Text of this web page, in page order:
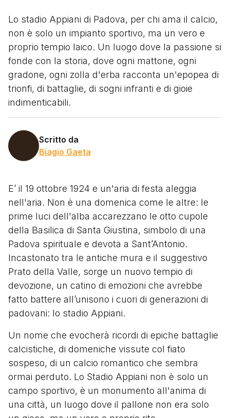
Lo stadio Appiani di Padova, per chi ama il calcio,
non è solo un impianto sportivo, ma un vero e
proprio tempio laico. Un luogo dove la passione si
fonde con la storia, dove ogni mattone, ogni
gradone, ogni zolla d'erba racconta un'epopea di
trionfi, di battaglie, di sogni infranti e di gioie
indimenticabili.
Scritto da
Biagio Gaeta
E’ il 19 ottobre 1924 e un'aria di festa aleggia
nell'aria. Non è una domenica come le altre: le
prime luci dell'alba accarezzano le otto cupole
della Basilica di Santa Giustina, simbolo di una
Padova spirituale e devota a Sant’Antonio.
Incastonato tra le antiche mura e il suggestivo
Prato della Valle, sorge un nuovo tempio di
devozione, un catino di emozioni che avrebbe
fatto battere all’unisono i cuori di generazioni di
padovani: lo stadio Appiani.
Un nome che evocherà ricordi di epiche battaglie
calcistiche, di domeniche vissute col fiato
sospeso, di un calcio romantico che sembra
ormai perduto. Lo Stadio Appiani non è solo un
campo sportivo, è un monumento all'anima di
una città, un luogo dove il pallone non era solo